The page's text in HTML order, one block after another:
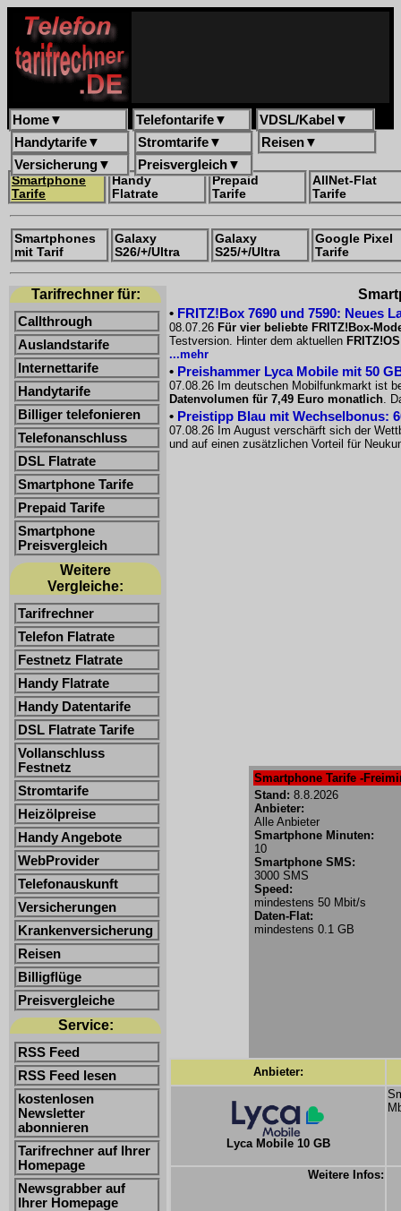
Home▼ Telefontarife▼ VDSL/Kabel ▼
Handytarife▼ Stromtarife▼ Reisen▼
Versicherung▼ Preisvergleich▼
Smartphone
Tarife
Handy
Flatrate
Prepaid
Tarife
AllNet-Flat
Tarife
Smartphones
mit Tarif
Galaxy
S26/+/Ultra
Galaxy
S25/+/Ultra
Google Pixel
Tarife
Tarifrechner für:
Callthrough
Auslandstarife
Internettarife
Handytarife
Billiger telefonieren
Telefonanschluss
DSL Flatrate
Smartphone Tarife
Prepaid Tarife
Smartphone
Preisvergleich
Weitere
Vergleiche:
Tarifrechner
Telefon Flatrate
Festnetz Flatrate
Handy Flatrate
Handy Datentarife
DSL Flatrate Tarife
Vollanschluss
Festnetz
Stromtarife
Heizölpreise
Handy Angebote
WebProvider
Telefonauskunft
Versicherungen
Krankenversicherung
Reisen
Billigflüge
Preisvergleiche
Service:
RSS Feed
RSS Feed lesen
kostenlosen
Newsletter
abonnieren
Tarifrechner auf Ihrer
Homepage
Newsgrabber auf
Ihrer Homepage
• FRITZ!Box 7690 und 7590: Neues
08.07.26 Für vier beliebte FRITZ!Box-
Testversion. Hinter dem aktuellen
...mehr
• Preishammer Lyca Mobile mit 50
07.08.26 Im deutschen Mobilfunkmarkt ist
Datenvolumen für 7,49 Euro monatlich.
• Preistipp Blau mit Wechselbonus:
07.08.26 Im August verschärft sich der
und auf einen zusätzlichen Vorteil für
Smartphone Tarife -
Stand: 8.8.2026
Anbieter:
Alle Anbieter
Smartphone Minuten:
10
Smartphone SMS:
3000 SMS
Speed:
mindestens 50 Mbit/s
Daten-Flat:
mindestens 0.1 GB
Anbieter:
Lyca Mobile 10 GB
Weitere Infos: